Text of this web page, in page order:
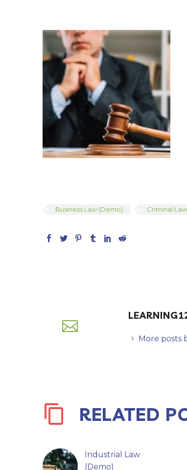
Business Law (Demo) Criminal
More posts
RELATED
Industrial Law
(Demo)